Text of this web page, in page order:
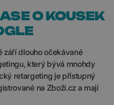
O KOUSEK
září dlouho očekávané
který bývá mnohdy
retargeting je přístupný
na Zboží.cz a mají